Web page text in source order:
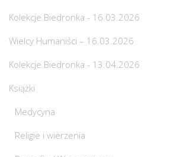
Kolekcje Biedronka - 16.03.2026
Wielcy Humaniści – 16.03.2026
Kolekcje Biedronka - 13.04.2026
Książki
Medycyna
Religie i wierzenia